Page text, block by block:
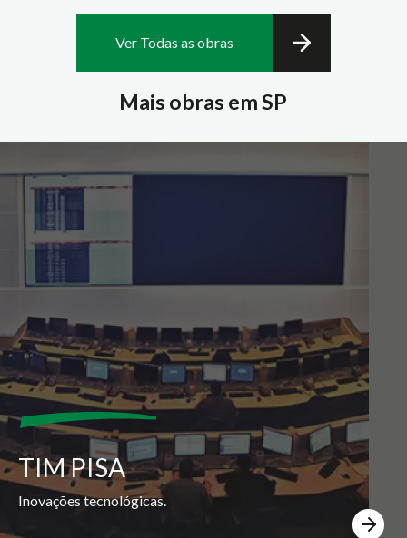
Mais obras em SP
Ver Todas as obras
TIM PISA
Inovações tecnológicas.